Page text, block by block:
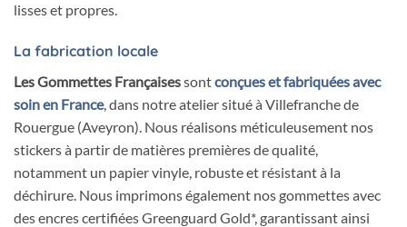
lisses et propres.
La fabrication locale
Les Gommettes Françaisessontconçues et fabriquées avec
soin en France, dans notre atelier situé à Villefranche de
Rouergue (Aveyron). Nous réalisons méticuleusement nos
stickers à partir de matières premières de qualité,
notamment un papier vinyle, robuste et résistant à la
déchirure. Nous imprimons également nos gommettes avec
des encres certifiées Greenguard Gold*, garantissant ainsi